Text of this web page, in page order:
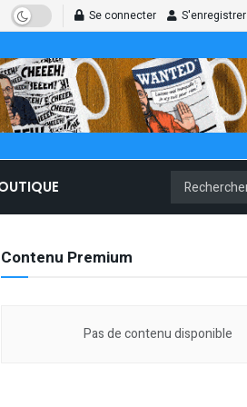
Se connecter S'enregistrer
Contenu Premium
Pas de contenu disponible